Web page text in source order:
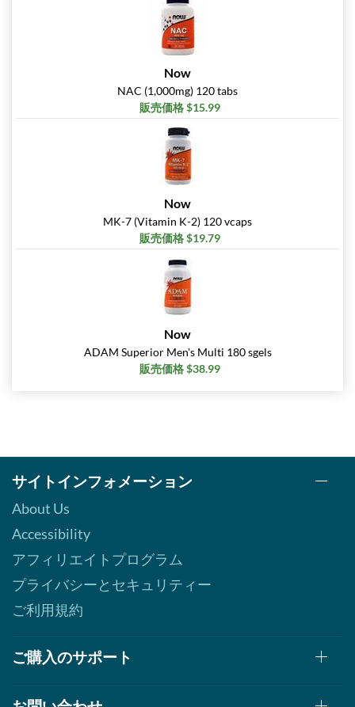
Now
NAC (1,000mg) 120 tabs
販売価格 $15.99
Now
MK-7 (Vitamin K-2) 120 vcaps
販売価格 $19.79
Now
ADAM Superior Men's Multi 180 sgels
販売価格 $38.99
サイトインフォメーション
About Us
Accessibility
アフィリエイトプログラム
プライバシーとセキュリティー
ご利用規約
ご購入のサポート